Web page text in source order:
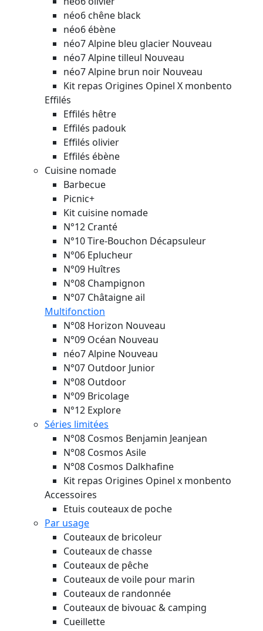
néo6 chêne black
néo6 ébène
néo7 Alpine bleu glacier Nouveau
néo7 Alpine tilleul Nouveau
néo7 Alpine brun noir Nouveau
Kit repas Origines Opinel X monbento
Effilés
Effilés hêtre
Effilés padouk
Effilés olivier
Effilés ébène
Cuisine nomade
Barbecue
Picnic+
Kit cuisine nomade
N°12 Cranté
N°10 Tire-Bouchon Décapsuleur
N°06 Eplucheur
N°09 Huîtres
N°08 Champignon
N°07 Châtaigne ail
Multifonction
N°08 Horizon Nouveau
N°09 Océan Nouveau
néo7 Alpine Nouveau
N°07 Outdoor Junior
N°08 Outdoor
N°09 Bricolage
N°12 Explore
Séries limitées
N°08 Cosmos Benjamin Jeanjean
N°08 Cosmos Asile
N°08 Cosmos Dalkhafine
Kit repas Origines Opinel x monbento
Accessoires
Etuis couteaux de poche
Par usage
Couteaux de bricoleur
Couteaux de chasse
Couteaux de pêche
Couteaux de voile pour marin
Couteaux de randonnée
Couteaux de bivouac & camping
Cueillette